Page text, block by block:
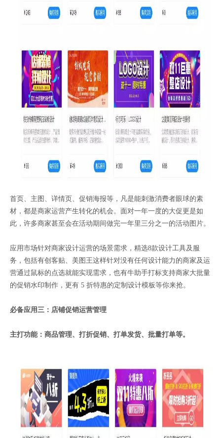
首页、主图、详情页、促销海报等，凡是能刺激消费者眼球的素
材，都是商家运营产生转化的机会。面对一年一度的大促更是如
此，许多商家甚至会在活动期间做完一年里三分之一的活动图片。
应用市场针对商家设计运营的场景需求，精选8款设计工具及服
务，包括有创客贴、美图王这样针对没有任何设计能力的商家及运
营通过鼠标的点选就能实现需求，也有牛助手打标支持商家大批量
的促销水印制作，更有 5 折特惠的定制设计模板等你来抢。
必备应用三：店铺促销运营管理
主打功能：商品管理、打折促销、打单发货、批量打单等。